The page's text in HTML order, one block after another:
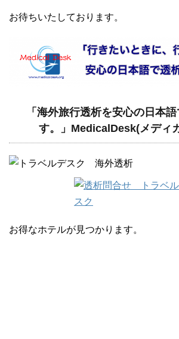
お待ちいたしております。
「海外旅行透析を安心の日本
す。」MedicalDesk(メディ
お得なホテルが見つかります。